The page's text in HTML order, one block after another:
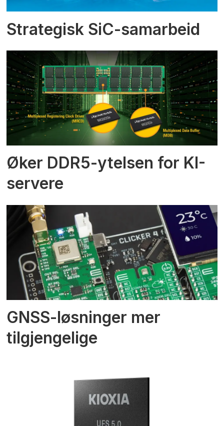
Strategisk SiC-samarbeid
Øker DDR5-ytelsen for KI-
servere
GNSS-løsninger mer
tilgjengelige